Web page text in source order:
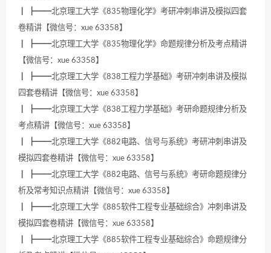
┃ ┣━━北京理工大学《835物理化学》考研冲刺串讲及模拟四套
卷精讲【微信号：xue 63358】
┃ ┣━━北京理工大学《835物理化学》命题规律分析及考点精讲
【微信号：xue 63358】
┃ ┣━━北京理工大学《838工程力学基础》考研冲刺串讲及模拟
四套卷精讲【微信号：xue 63358】
┃ ┣━━北京理工大学《838工程力学基础》考研命题规律分析及
考点精讲【微信号：xue 63358】
┃ ┣━━北京理工大学《882电路、信号与系统》考研冲刺串讲及
模拟四套卷精讲【微信号：xue 63358】
┃ ┣━━北京理工大学《882电路、信号与系统》考研命题规律分
析及常考知识点精讲【微信号：xue 63358】
┃ ┣━━北京理工大学《885软件工程专业基础综合》冲刺串讲及
模拟四套卷精讲【微信号：xue 63358】
┃ ┣━━北京理工大学《885软件工程专业基础综合》命题规律分